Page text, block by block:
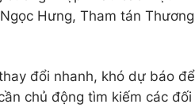
Hưng, Tham tán Thương
đổi nhanh, khó dự báo để
chủ động tìm kiếm các đối